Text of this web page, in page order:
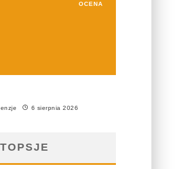
OCENA
6 sierpnia 2026